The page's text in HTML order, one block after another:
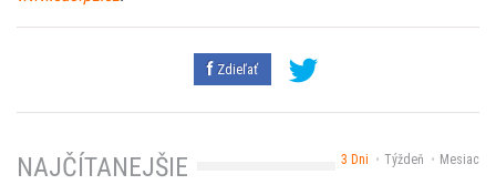
Zdieľať
3 Dni Týždeň Mesiac
NAJČÍTANEJŠIE